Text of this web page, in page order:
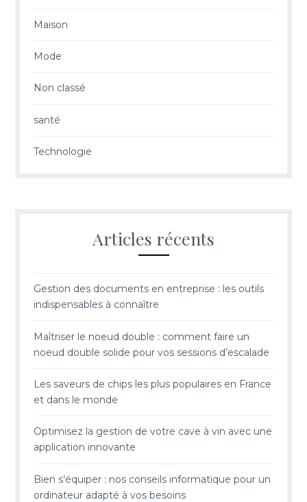
Maison
Mode
Non classé
santé
Technologie
Articles récents
Gestion des documents en entreprise : les outils
indispensables à connaître
Maîtriser le noeud double : comment faire un
noeud double solide pour vos sessions d’escalade
Les saveurs de chips les plus populaires en France
et dans le monde
Optimisez la gestion de votre cave à vin avec une
application innovante
Bien s’équiper : nos conseils informatique pour un
ordinateur adapté à vos besoins